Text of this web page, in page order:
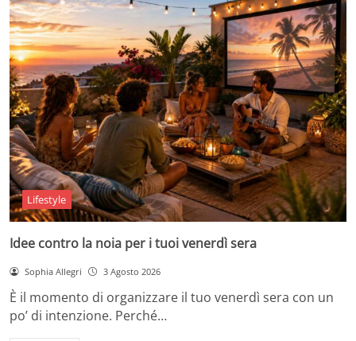
Lifestyle
Idee contro la noia per i tuoi venerdì sera
Sophia Allegri 3 Agosto 2026
È il momento di organizzare il tuo venerdì sera con un
po’ di intenzione. Perché…